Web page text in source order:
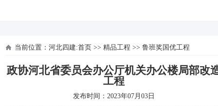
当前位置： 河北四建:首页 >> 精品工程 >> 鲁班奖国优工程
政协河北省委员会办公厅机关办公楼局部改
工程
发布时间：2023年07月03日